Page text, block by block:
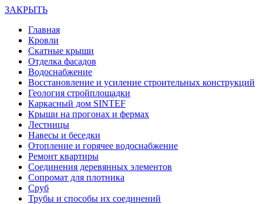
ЗАКРЫТЬ
Главная
Кровли
Скатные крыши
Отделка фасадов
Водоснабжение
Восстановление и усиление строительных конструкций
Геология стройплощадки
Каркасный дом SINTEF
Крыши на прогонах и фермах
Лестницы
Навесы и беседки
Отопление и горячее водоснабжение
Ремонт квартиры
Соединения деревянных элементов
Сопромат для плотника
Сруб
Трубы и способы их соединений